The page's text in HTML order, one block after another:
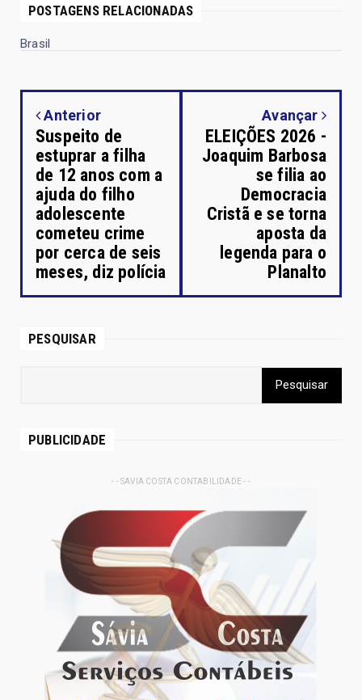
POSTAGENS RELACIONADAS
Brasil
Anterior
Suspeito de
estuprar a filha
de 12 anos com a
ajuda do filho
adolescente
cometeu crime
por cerca de seis
meses, diz polícia
Avançar
ELEIÇÕES 2026 -
Joaquim Barbosa
se filia ao
Democracia
Cristã e se torna
aposta da
legenda para o
Planalto
PESQUISAR
PUBLICIDADE
- - SAVIA COSTA CONTABILIDADE - -